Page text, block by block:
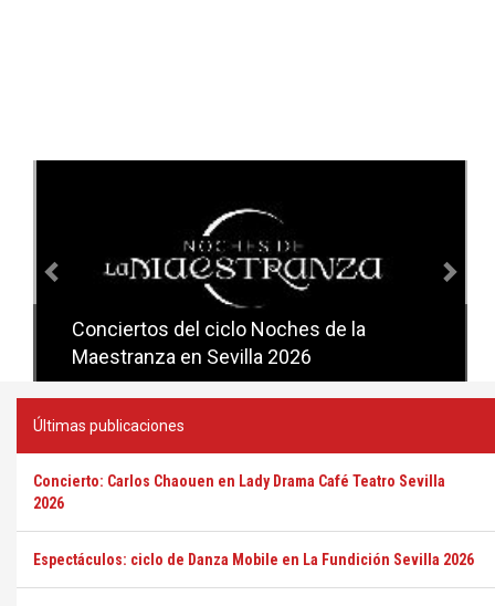
Conciertos del ciclo Noches de la
Maestranza en Sevilla 2026
Conciertos del ciclo Candlelight en
Sevilla
Últimas publicaciones
Concierto: Carlos Chaouen en Lady Drama Café Teatro Sevilla
2026
Espectáculos: ciclo de Danza Mobile en La Fundición Sevilla 2026